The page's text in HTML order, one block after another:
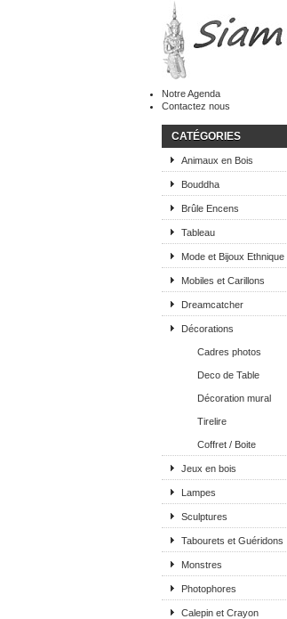
Notre Agenda
Contactez nous
CATÉGORIES
Animaux en Bois
Bouddha
Brûle Encens
Tableau
Mode et Bijoux Ethnique
Mobiles et Carillons
Dreamcatcher
Décorations
Cadres photos
Deco de Table
Décoration mural
Tirelire
Coffret / Boite
Jeux en bois
Lampes
Sculptures
Tabourets et Guéridons
Monstres
Photophores
Calepin et Crayon